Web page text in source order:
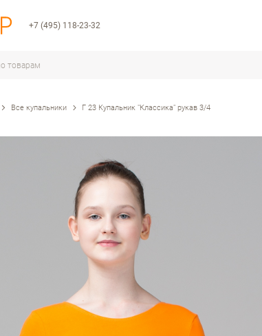
+7 (495) 118-23-32
Все купальники Г 23 Купальник "Классика" рукав 3/4